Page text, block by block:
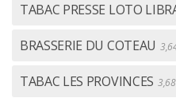
TABAC PRESSE LOTO
BRASSERIE DU COTEAU
TABAC LES PROVINCES